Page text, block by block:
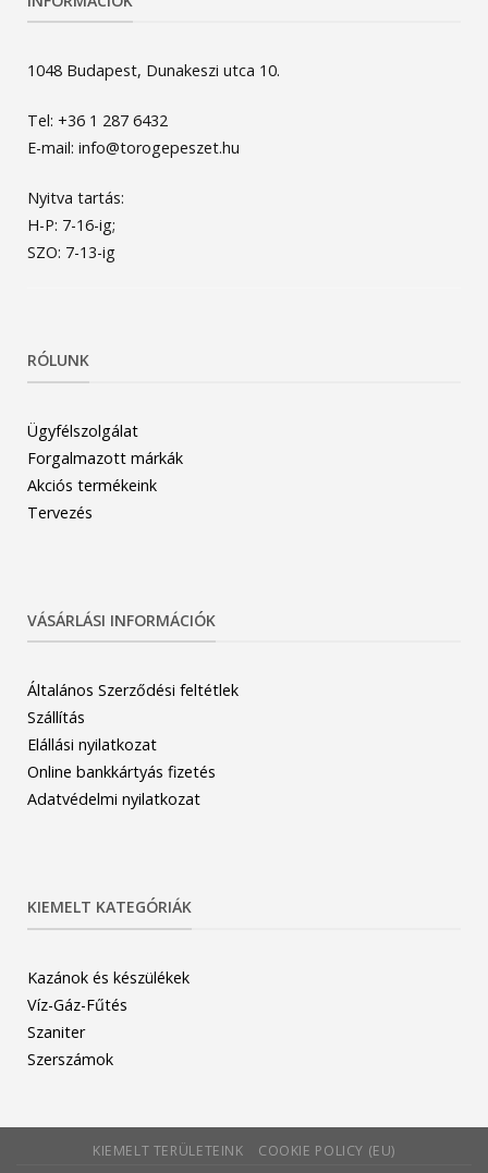
1048 Budapest, Dunakeszi utca 10.
Tel: +36 1 287 6432
E-mail: info@torogepeszet.hu
Nyitva tartás:
H-P: 7-16-ig;
SZO: 7-13-ig
RÓLUNK
Ügyfélszolgálat
Forgalmazott márkák
Akciós termékeink
Tervezés
VÁSÁRLÁSI INFORMÁCIÓK
Általános Szerződési feltétlek
Szállítás
Elállási nyilatkozat
Online bankkártyás fizetés
Adatvédelmi nyilatkozat
KIEMELT KATEGÓRIÁK
Kazánok és készülékek
Víz-Gáz-Fűtés
Szaniter
Szerszámok
KIEMELT TERÜLETEINK COOKIE POLICY (EU)